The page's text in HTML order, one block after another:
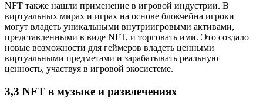
NFT также нашли применение в игровой индустрии. В
виртуальных мирах и играх на основе блокчейна игроки
могут владеть уникальными внутриигровыми активами,
представленными в виде NFT, и торговать ими. Это создало
новые возможности для геймеров владеть ценными
виртуальными предметами и зарабатывать реальную
ценность, участвуя в игровой экосистеме.
3,3 NFT в музыке и развлечениях